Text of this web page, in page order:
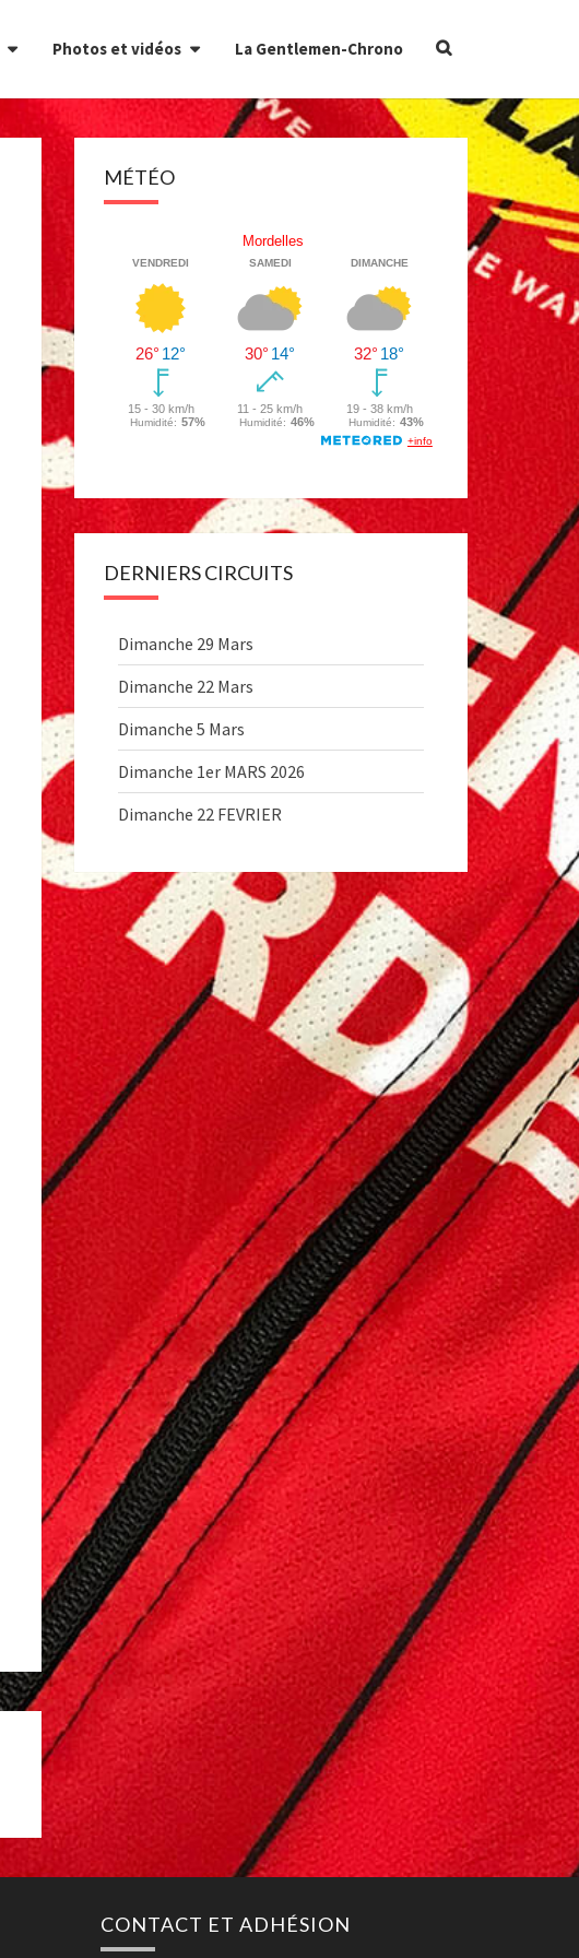
Photos et vidéos La Gentlemen-Chrono
Search
MÉTÉO
DERNIERS CIRCUITS
Dimanche 29 Mars
Dimanche 22 Mars
Dimanche 5 Mars
Dimanche 1er MARS 2026
Dimanche 22 FEVRIER
CONTACT ET ADHÉSION